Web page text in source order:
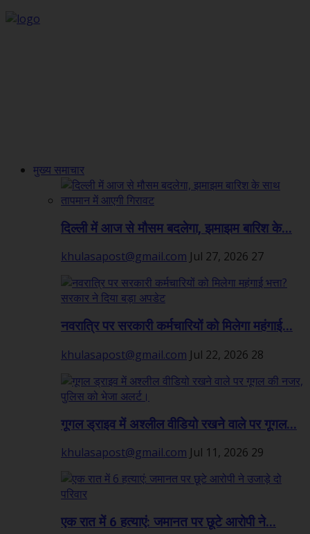
मुख्य समाचार
दिल्ली में आज से मौसम बदलेगा, झमाझम बारिश के...
khulasapost@gmail.com Jul 27, 2026 27
नवरात्रि पर सरकारी कर्मचारियों को मिलेगा महंगाई...
khulasapost@gmail.com Jul 22, 2026 28
गूगल ड्राइव में अश्लील वीडियो रखने वाले पर गूगल...
khulasapost@gmail.com Jul 11, 2026 29
एक रात में 6 हत्याएं: जमानत पर छूटे आरोपी ने...